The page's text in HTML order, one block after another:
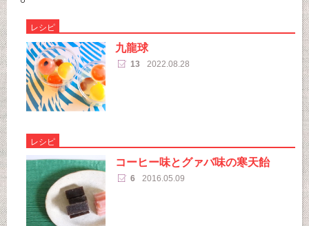
レシピ
九龍球
13 2022.08.28
レシピ
コーヒー味とグァバ味の寒天飴
6 2016.05.09